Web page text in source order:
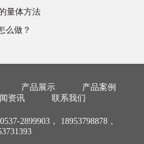
量体方法
么做？
产品展示
产品案例
资讯 联系我们
2899903， 18953798878，